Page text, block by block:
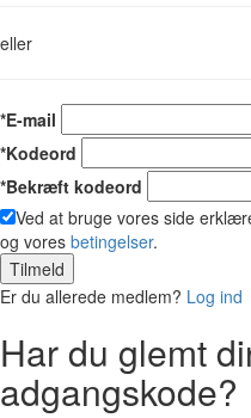
eller
*E-mail
*Kodeord
*Bekræft kodeord
Ved at bruge vores side
og vores betingelser.
Tilmeld
Er du allerede medlem? Log ind
Har du glemt
adgangskode?